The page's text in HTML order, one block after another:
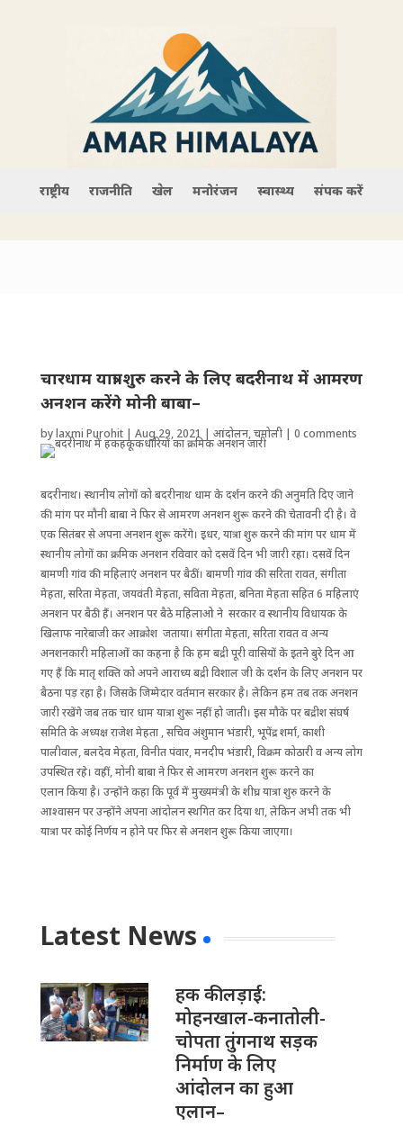
राष्ट्रीय राजनीति खेल मनोरंजन स्वास्थ्य संपर्क करें
चारधाम यात्रा शुरु करने के लिए बदरीनाथ में आमरण
अनशन करेंगे मोनी बाबा–
bylaxmi Purohit| Aug 29, 2021 | आंदोलन,चमोली| 0 comments
बदरीनाथ। स्थानीय लोगों को बदरीनाथ धाम के दर्शन करने की अनुमति दिए जाने
की मांग पर मौनी बाबा ने फिर से आमरण अनशन शुरू करने की चेतावनी दी है। वे
एक सितंबर से अपना अनशन शुरू करेंगे। इधर, यात्रा शुरु करने की मांग पर धाम में
स्थानीय लोगों का क्रमिक अनशन रविवार को दसवें दिन भी जारी रहा। दसवें दिन
बामणी गांव की महिलाएं अनशन पर बैठीं। बामणी गांव की सरिता रावत, संगीता
मेहता, सरिता मेहता, जयवंती मेहता, सविता मेहता, बनिता मेहता सहित 6 महिलाएं
अनशन पर बैठी हैं। अनशन पर बैठे महिलाओ ने सरकार व स्थानीय विधायक के
खिलाफ नारेबाजी कर आक्रोश जताया। संगीता मेहता, सरिता रावत व अन्य
अनशनकारी महिलाओं का कहना है कि हम बद्री पूरी वासियों के इतने बुरे दिन आ
गए हैं कि मातृ शक्ति को अपने आराध्य बद्री विशाल जी के दर्शन के लिए अनशन पर
बैठना पड़ रहा है। जिसके जिम्मेदार वर्तमान सरकार है। लेकिन हम तब तक अनशन
जारी रखेंगे जब तक चार धाम यात्रा शुरू नहीं हो जाती। इस मौके पर बद्रीश संघर्ष
समिति के अध्यक्ष राजेश मेहता , सचिव अंशुमान भंडारी, भूपेंद्र शर्मा, काशी
पालीवाल, बलदेव मेहता, विनीत पंवार, मनदीप भंडारी, विक्रम कोठारी व अन्य लोग
उपस्थित रहे। वहीं, मोनी बाबा ने फिर से आमरण अनशन शुरू करने का
एलान किया है। उन्होंने कहा कि पूर्व में मुख्यमंत्री के शीघ्र यात्रा शुरु करने के
आश्वासन पर उन्होंने अपना आंदोलन स्थगित कर दिया था, लेकिन अभी तक भी
यात्रा पर कोई निर्णय न होने पर फिर से अनशन शुरू किया जाएगा।
Latest News
हक की लड़ाई:
मोहनखाल-कनातोली-
चोपता तुंगनाथ सड़क
निर्माण के लिए
आंदोलन का हुआ
एलान–